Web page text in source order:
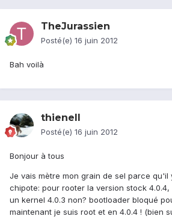
TheJurassien
Posté(e) 16 juin 2012
Bah voilà
thienell
Posté(e) 16 juin 2012
Bonjour à tous
Je vais mètre mon grain de sel parce qu'il
chipote: pour rooter la version stock
un kernel 4.0.3 non? bootloader bloqué
maintenant je suis root et en 4.0.4 ! (bien